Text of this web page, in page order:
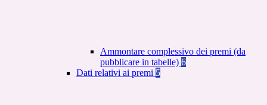
Ammontare complessivo dei premi (da
pubblicare in tabelle) 6
Dati relativi ai premi 5